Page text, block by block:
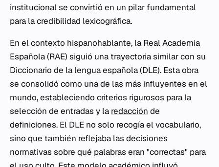
institucional se convirtió en un pilar fundamental
para la credibilidad lexicográfica.
En el contexto hispanohablante, la Real Academia
Española (RAE) siguió una trayectoria similar con su
Diccionario de la lengua española(DLE). Esta obra
se consolidó como una de las más influyentes en el
mundo, estableciendo criterios rigurosos para la
selección de entradas y la redacción de
definiciones. El DLE no solo recogía el vocabulario,
sino que también reflejaba las decisiones
normativas sobre qué palabras eran "correctas" para